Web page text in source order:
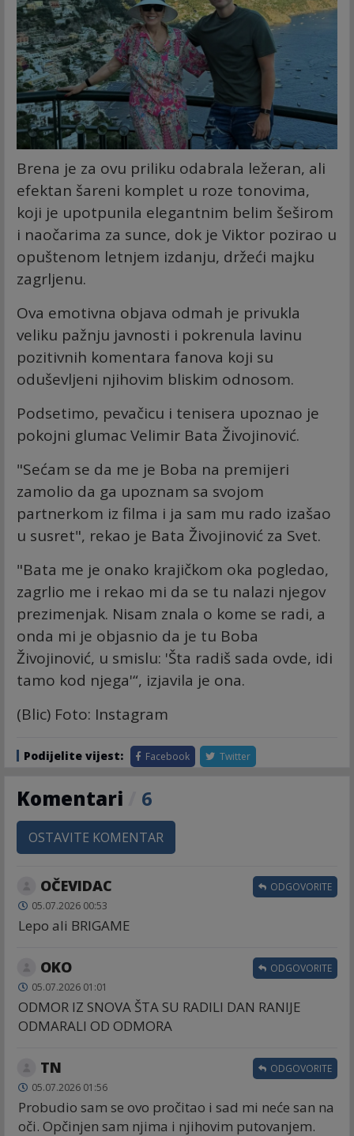
Brena je za ovu priliku odabrala ležeran, ali
efektan šareni komplet u roze tonovima,
koji je upotpunila elegantnim belim šeširom
i naočarima za sunce, dok je Viktor pozirao u
opuštenom letnjem izdanju, držeći majku
zagrljenu.
Ova emotivna objava odmah je privukla
veliku pažnju javnosti i pokrenula lavinu
pozitivnih komentara fanova koji su
oduševljeni njihovim bliskim odnosom.
Podsetimo, pevačicu i tenisera upoznao je
pokojni glumac Velimir Bata Živojinović.
"Sećam se da me je Boba na premijeri
zamolio da ga upoznam sa svojom
partnerkom iz filma i ja sam mu rado izašao
u susret", rekao je Bata Živojinović za Svet.
"Bata me je onako krajičkom oka pogledao,
zagrlio me i rekao mi da se tu nalazi njegov
prezimenjak. Nisam znala o kome se radi, a
onda mi je objasnio da je tu Boba
Živojinović, u smislu: 'Šta radiš sada ovde, idi
tamo kod njega'“, izjavila je ona.
(Blic) Foto: Instagram
Podijelite vijest: Facebook Twitter
Komentari 6
OSTAVITE KOMENTAR
OČEVIDAC
05.07.2026 00:53
Lepo ali BRIGAME
ODGOVORITE
OKO
05.07.2026 01:01
ODMOR IZ SNOVA ŠTA SU RADILI DAN RANIJE
ODMARALI OD ODMORA
ODGOVORITE
TN
05.07.2026 01:56
Probudio sam se ovo pročitao i sad mi neće san na
oči. Opčinjen sam njima i njihovim putovanjem.
ODGOVORITE